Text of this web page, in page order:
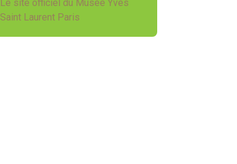
Le site officiel du Musée Yves
Saint Laurent Paris